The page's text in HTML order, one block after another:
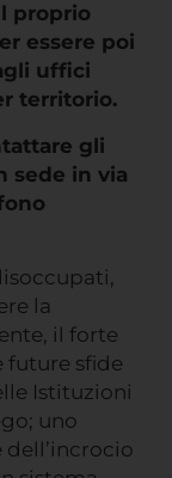
proprio
essere poi
uffici
territorio.
gli
sede in via
la
il forte
future sfide
Istituzioni
uno